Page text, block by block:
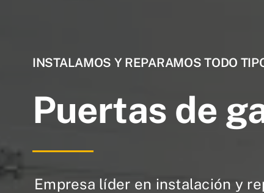
INSTALAMOS Y REPARAMOS TODO
Puertas de
Empresa líder en instalación y